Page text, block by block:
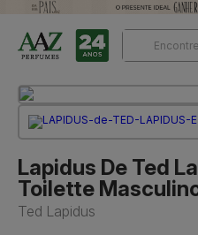
Lapidus De Ted
Toilette
Ted Lapidus